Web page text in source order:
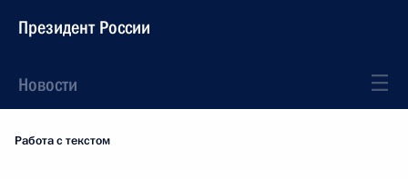
Президент России
Новости
Работа с текстом